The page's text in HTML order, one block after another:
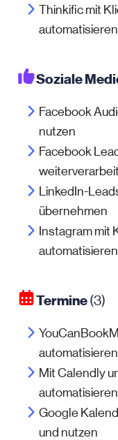
Thinkific mit
automatisieren
Soziale
Facebook
nutzen
Facebook
LinkedIn-
übernehmen
Instagram mit
automatisieren
Termine(3)
automatisieren
Mit Calendly
automatisieren
Google
und nutzen